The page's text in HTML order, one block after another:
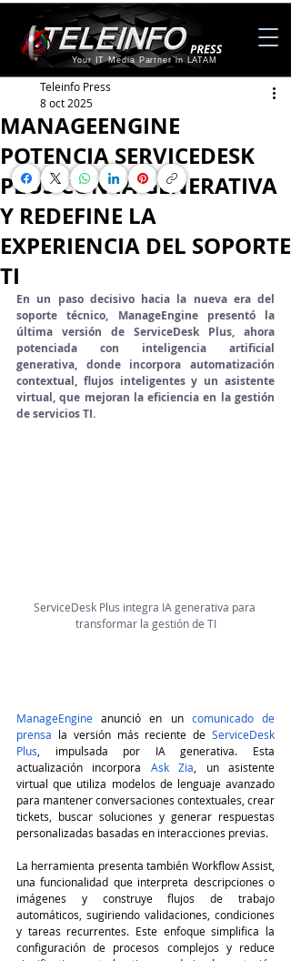
Your IT Media Partner in LATAM
MANAGEENGINE
POTENCIA SERVICEDESK
PLUS CON IA GENERATIVA
Y REDEFINE LA
EXPERIENCIA DEL SOPORTE
TI
Teleinfo Press
8 oct 2025
En un paso decisivo hacia la nueva era del
soporte técnico, ManageEngine presentó la
última versión de ServiceDesk Plus, ahora
potenciada con inteligencia artificial
generativa, donde incorpora automatización
contextual, flujos inteligentes y un asistente
virtual, que mejoran la eficiencia en la gestión
de servicios TI.
ServiceDesk Plus integra IA generativa para
transformar la gestión de TI
ManageEngine anunció en un comunicado de
prensa la versión más reciente de ServiceDesk
Plus , impulsada por IA generativa. Esta
actualización incorpora Ask Zia , un asistente
virtual que utiliza modelos de lenguaje avanzado
para mantener conversaciones contextuales, crear
tickets, buscar soluciones y generar respuestas
personalizadas basadas en interacciones previas.
La herramienta presenta también Workflow Assist,
una funcionalidad que interpreta descripciones o
imágenes y construye flujos de trabajo
automáticos, sugiriendo validaciones, condiciones
y tareas recurrentes. Este enfoque simplifica la
configuración de procesos complejos y reduce